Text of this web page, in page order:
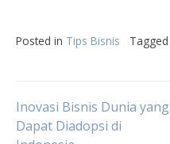
Posted in Tips Bisnis Tagged
Post
Inovasi Bisnis Dunia yang
Dapat Diadopsi di